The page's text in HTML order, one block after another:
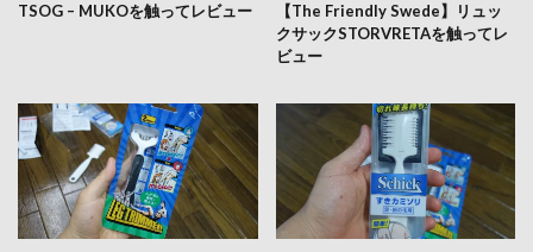
TSOG – MUKOを触ってレビュー
【The Friendly Swede】リュッ
クサックSTORVRETAを触ってレ
ビュー